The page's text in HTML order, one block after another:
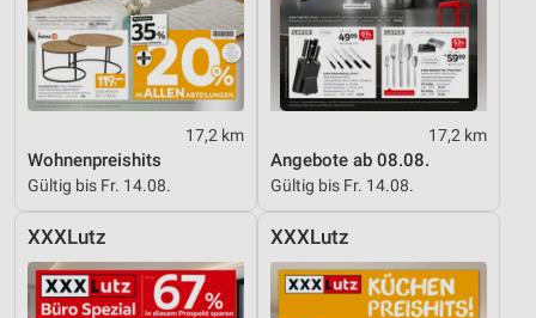
17,2 km
Wohnenpreishits
Gültig bis Fr. 14.08.
17,2 km
Angebote ab 08.08.
Gültig bis Fr. 14.08.
XXXLutz XXXLutz